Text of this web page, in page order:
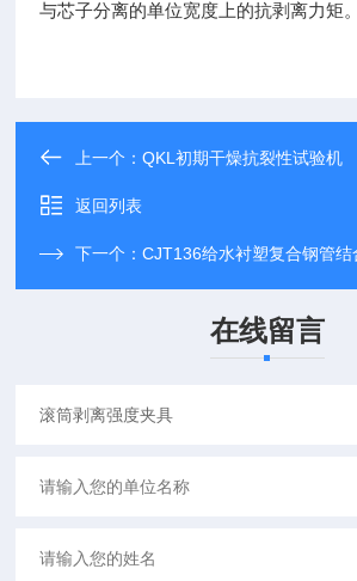
与芯子分离的单位宽度上的抗剥离力矩。
上一个：QKL初期干燥抗裂性试验机
返回列表
下一个：CJT136给水衬塑复合钢管
在线留言